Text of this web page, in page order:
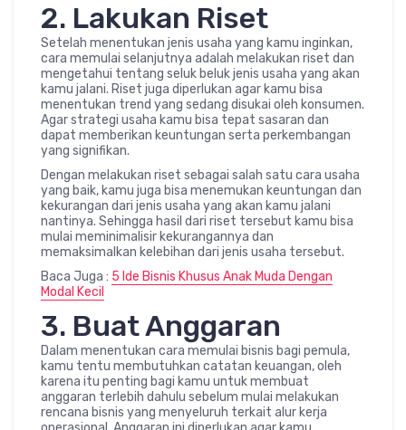
2. Lakukan Riset
Setelah menentukan jenis usaha yang kamu inginkan,
cara memulai selanjutnya adalah melakukan riset dan
mengetahui tentang seluk beluk jenis usaha yang akan
kamu jalani. Riset juga diperlukan agar kamu bisa
menentukan trend yang sedang disukai oleh konsumen.
Agar strategi usaha kamu bisa tepat sasaran dan
dapat memberikan keuntungan serta perkembangan
yang signifikan.
Dengan melakukan riset sebagai salah satu cara usaha
yang baik, kamu juga bisa menemukan keuntungan dan
kekurangan dari jenis usaha yang akan kamu jalani
nantinya. Sehingga hasil dari riset tersebut kamu bisa
mulai meminimalisir kekurangannya dan
memaksimalkan kelebihan dari jenis usaha tersebut.
Baca Juga : 5 Ide Bisnis Khusus Anak Muda Dengan
Modal Kecil
3. Buat Anggaran
Dalam menentukan cara memulai bisnis bagi pemula,
kamu tentu membutuhkan catatan keuangan, oleh
karena itu penting bagi kamu untuk membuat
anggaran terlebih dahulu sebelum mulai melakukan
rencana bisnis yang menyeluruh terkait alur kerja